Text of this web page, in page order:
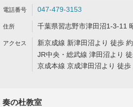
047-479-3153
千葉県習志野市津田沼1-3-11
新京成線 新津田沼より 徒歩
JR中央・総武線 津田沼より
京成本線 京成津田沼より 徒歩
奏の杜教室